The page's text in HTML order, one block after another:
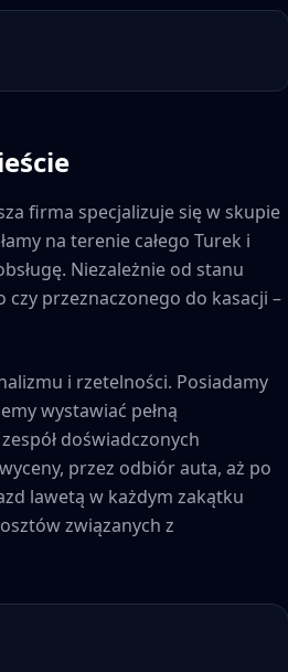
firma specjalizuje się w skupie
na terenie całego Turek i
Niezależnie od stanu
przeznaczonego do kasacji –
i rzetelności. Posiadamy
wystawiać pełną
doświadczonych
przez odbiór auta, aż po
lawetą w każdym zakątku
związanych z